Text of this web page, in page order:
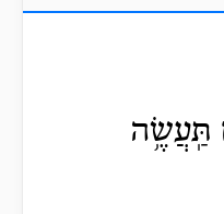
תַּֽעֲשֶׂ֥ה